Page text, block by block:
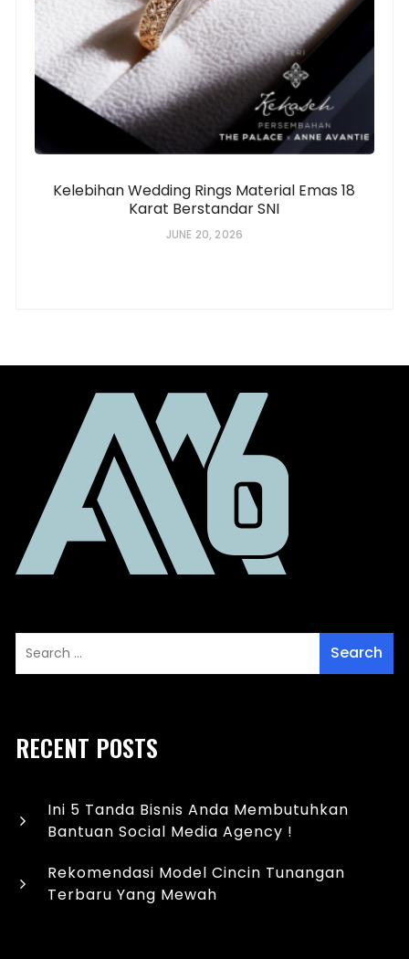
Kelebihan Wedding Rings Material Emas 18
Karat Berstandar SNI
JUNE 20, 2026
RECENT POSTS
Ini 5 Tanda Bisnis Anda Membutuhkan
Bantuan Social Media Agency !
Rekomendasi Model Cincin Tunangan
Terbaru Yang Mewah